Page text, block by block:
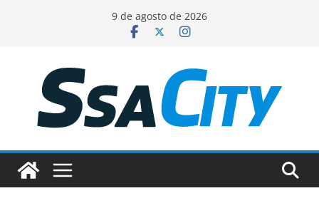
conteúdo
9 de agosto de 2026